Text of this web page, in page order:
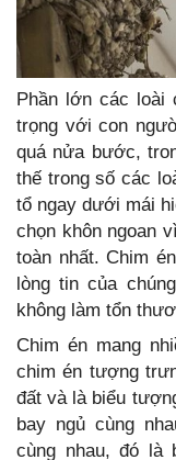
Phần lớn các loài
trọng với con
quá nửa bước,
thế trong số các
tổ ngay dưới mái
chọn khôn ngoan
toàn nhất. Chim
lòng tin của
không làm tổn
Chim én mang
chim én tượng
đất và là biểu
bay ngủ cùng
cùng nhau, đó là